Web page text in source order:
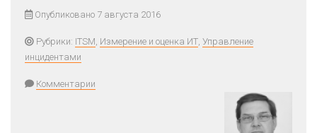
Опубликовано 7 августа 2016
Рубрики: ITSM, Измерение и оценка ИТ, Управление
инцидентами
Комментарии